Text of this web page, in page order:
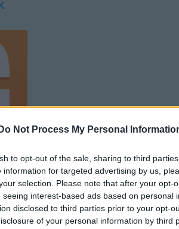
Do Not Process My Personal
to opt-out of the sale, sharing to third
information for targeted advertising by us,
selection. Please note that after your opt-
seeing interest-based ads based on personal
disclosed to third parties prior to your opt-
of your personal information by third
AZ